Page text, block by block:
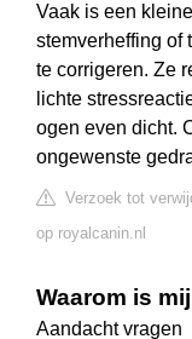
Vaak is een
stemverheffing of
te corrigeren. Ze
lichte
ogen even dicht.
ongewenste
Verzoek tot
op royalcanin.nl
Waarom is
Aandacht vragen